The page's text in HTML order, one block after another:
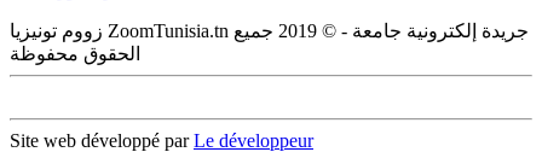
زووم تونيزيا ZoomTunisia.tn جريدة إلكترونية جامعة - © 2019 جميع
الحقوق محفوظة
Site web développé parLe développeur